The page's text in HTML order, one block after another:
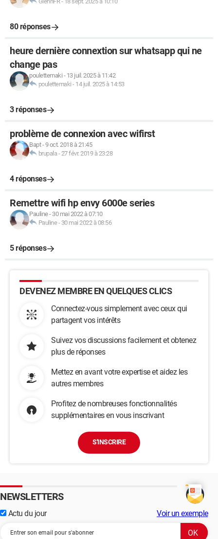
80 réponses
heure dernière connextion sur whatsapp qui ne
change pas
poulettemaki - 13 juil. 2025 à 11:42
poulettemaki - 14 juil. 2025 à 14:53
3 réponses
problème de connexion avec wifirst
Bapt-9 oct. 2018 à 21:45
brupala -27 févr. 2019 à 23:28
4 réponses
Remettre wifi hp envy 6000e series
Pauline- 30 mai 2022 à 07:10
Pauline- 30 mai 2022 à 08:56
5 réponses
DEVENEZ MEMBRE EN QUELQUES CLICS
Connectez-vous simplement avec ceux qui
partagent vos intérêts
Suivez vos discussions facilement et obtenez
plus de réponses
Mettez en avant votre expertise et aidez les
autres membres
Profitez de nombreuses fonctionnalités
supplémentaires en vous inscrivant
S'INSCRIRE
NEWSLETTERS
Actu du jour Voir un exemple